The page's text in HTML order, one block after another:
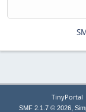
TinyPortal
SMF 2.1.7 © 2026,